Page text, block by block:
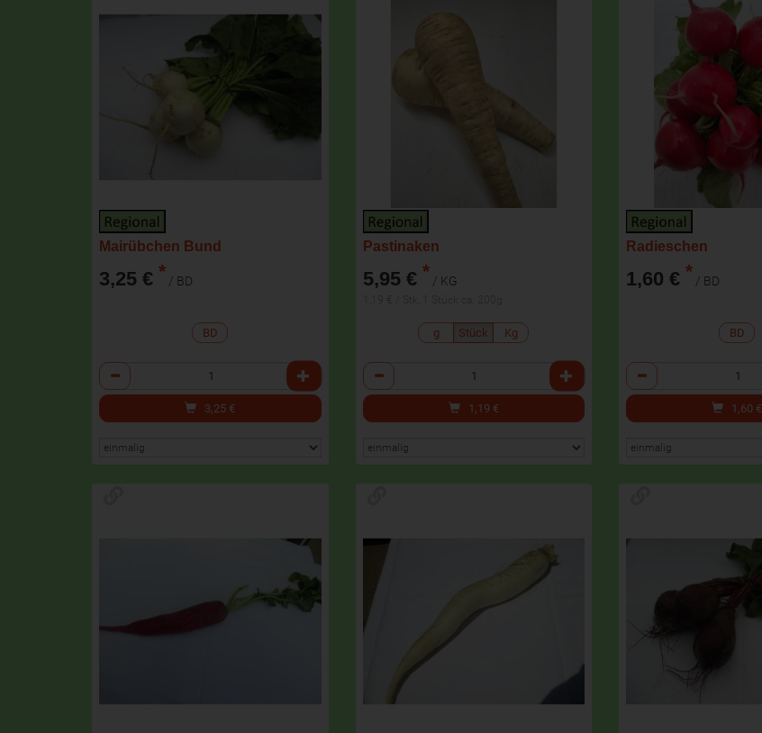
Mairübchen Bund
3,25 € * / BD
BD
Anzahl
3,25 €
Pastinaken
5,95 € * / KG
g Stück Kg
Anzahl
1,19 €
Radieschen
1,60 € * / BD
BD
Anzahl
1,60 €